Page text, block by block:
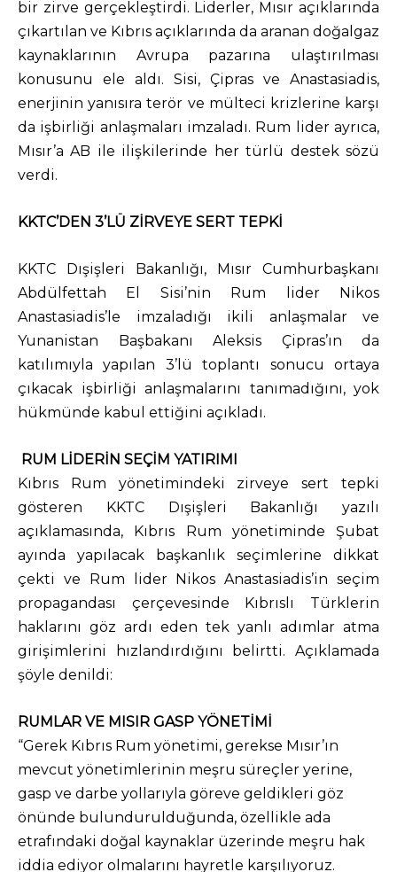
bir zirve gerçekleştirdi. Liderler, Mısır açıklarında
çıkartılan ve Kıbrıs açıklarında da aranan doğalgaz
kaynaklarının Avrupa pazarına ulaştırılması
konusunu ele aldı. Sisi, Çipras ve Anastasiadis,
enerjinin yanısıra terör ve mülteci krizlerine karşı
da işbirliği anlaşmaları imzaladı. Rum lider ayrıca,
Mısır’a AB ile ilişkilerinde her türlü destek sözü
verdi.
KKTC’DEN 3’LÜ ZİRVEYE SERT TEPKİ
KKTC Dışişleri Bakanlığı, Mısır Cumhurbaşkanı
Abdülfettah El Sisi’nin Rum lider Nikos
Anastasiadis’le imzaladığı ikili anlaşmalar ve
Yunanistan Başbakanı Aleksis Çipras’ın da
katılımıyla yapılan 3’lü toplantı sonucu ortaya
çıkacak işbirliği anlaşmalarını tanımadığını, yok
hükmünde kabul ettiğini açıkladı.
RUM LİDERİN SEÇİM YATIRIMI
Kıbrıs Rum yönetimindeki zirveye sert tepki
gösteren KKTC Dışişleri Bakanlığı yazılı
açıklamasında, Kıbrıs Rum yönetiminde Şubat
ayında yapılacak başkanlık seçimlerine dikkat
çekti ve Rum lider Nikos Anastasiadis’in seçim
propagandası çerçevesinde Kıbrıslı Türklerin
haklarını göz ardı eden tek yanlı adımlar atma
girişimlerini hızlandırdığını belirtti. Açıklamada
şöyle denildi:
RUMLAR VE MISIR GASP YÖNETİMİ
“Gerek Kıbrıs Rum yönetimi, gerekse Mısır’ın
mevcut yönetimlerinin meşru süreçler yerine,
gasp ve darbe yollarıyla göreve geldikleri göz
önünde bulundurulduğunda, özellikle ada
etrafındaki doğal kaynaklar üzerinde meşru hak
iddia ediyor olmalarını hayretle karşılıyoruz.